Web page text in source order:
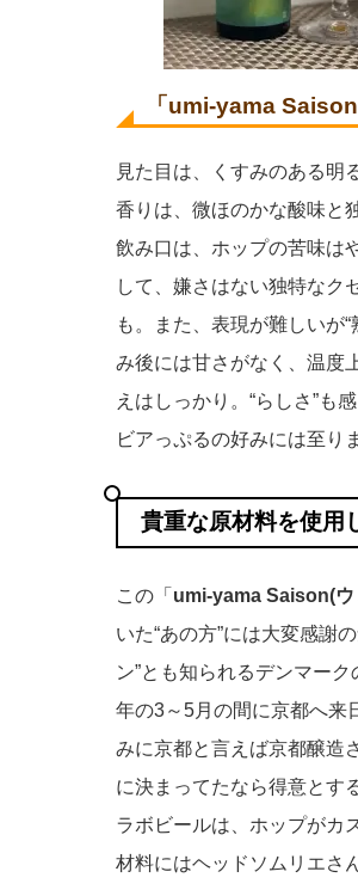
「umi-yama
見た目は、くすみのある明
香りは、微ほのかな酸味と
飲み口は、ホップの苦味は
して、嫌さはない独特なク
も。また、表現が難しいが
み後には甘さがなく、温度
えはしっかり。“らしさ”も
ビアっぷるの好みには至り
貴重な原材料を使用
この「 umi-yama Saison(ウ
いた“あの方”には大変感謝
ン”とも知られるデンマー
年の3～5月の間に京都へ来
みに京都と言えば京都醸造
に決まってたなら得意とす
ラボビールは、ホップがカ
材料にはヘッドソムリエさ